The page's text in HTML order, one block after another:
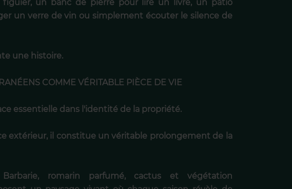
un banc de pierre pour lire un livre, un patio
un verre de vin ou simplement écouter le silence de
une histoire.
COMME VÉRITABLE PIÈCE DE VIE
essentielle dans l'identité de la propriété.
extérieur, il constitue un véritable prolongement de la
romarin parfumé, cactus et végétation